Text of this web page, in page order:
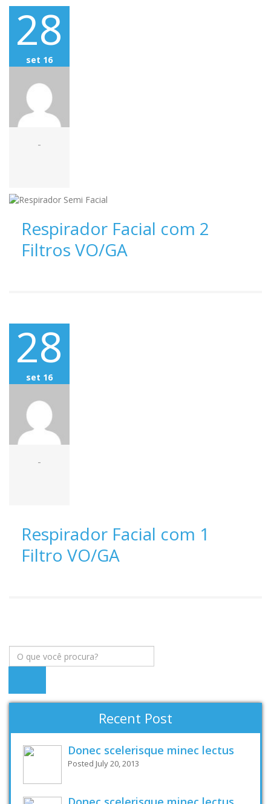
28
set 16
-
Respirador Facial com 2
Filtros VO/GA
28
set 16
-
Respirador Facial com 1
Filtro VO/GA
Recent Post
Donec scelerisque minec lectus
Posted July 20, 2013